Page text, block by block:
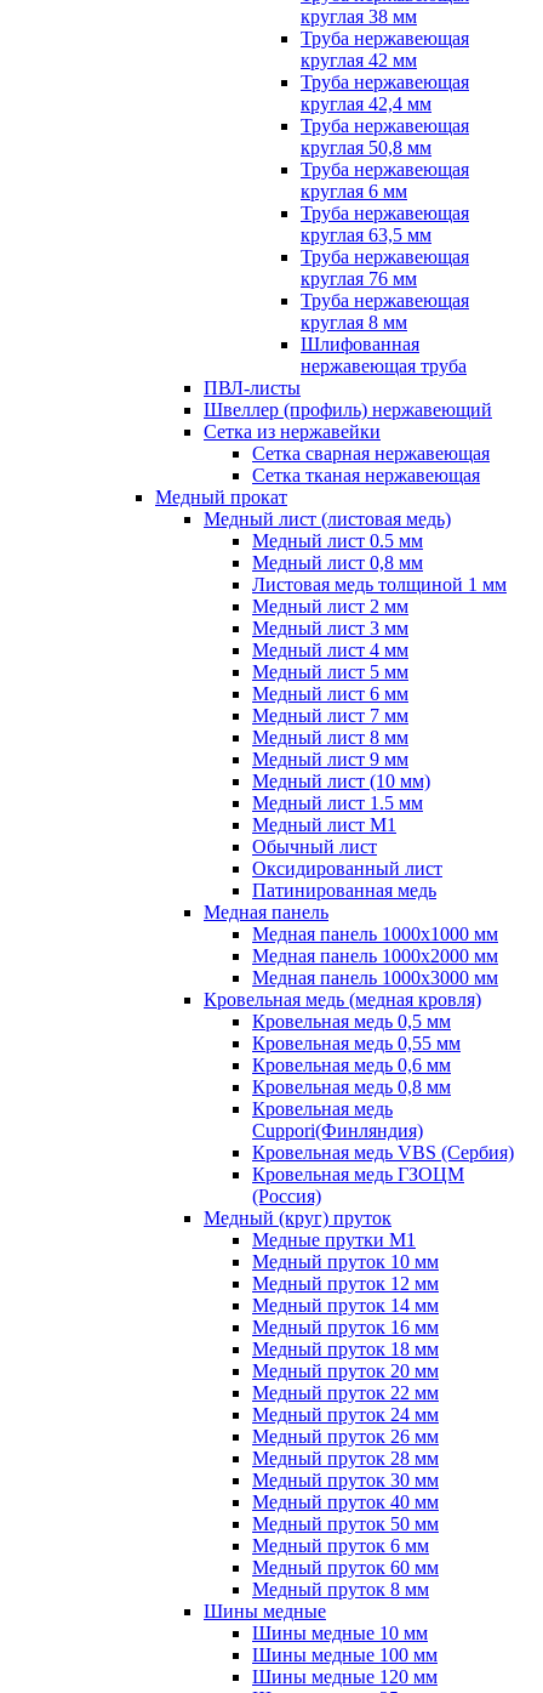
круглая 38 мм
Труба нержавеющая
круглая 42 мм
Труба нержавеющая
круглая 42,4 мм
Труба нержавеющая
круглая 50,8 мм
Труба нержавеющая
круглая 6 мм
Труба нержавеющая
круглая 63,5 мм
Труба нержавеющая
круглая 76 мм
Труба нержавеющая
круглая 8 мм
Шлифованная
нержавеющая труба
ПВЛ-листы
Швеллер (профиль) нержавеющий
Сетка из нержавейки
Сетка сварная нержавеющая
Сетка тканая нержавеющая
Медный прокат
Медный лист (листовая медь)
Медный лист 0.5 мм
Медный лист 0,8 мм
Листовая медь толщиной 1 мм
Медный лист 2 мм
Медный лист 3 мм
Медный лист 4 мм
Медный лист 5 мм
Медный лист 6 мм
Медный лист 7 мм
Медный лист 8 мм
Медный лист 9 мм
Медный лист (10 мм)
Медный лист 1.5 мм
Медный лист М1
Обычный лист
Оксидированный лист
Патинированная медь
Медная панель
Медная панель 1000x1000 мм
Медная панель 1000x2000 мм
Медная панель 1000x3000 мм
Кровельная медь (медная кровля)
Кровельная медь 0,5 мм
Кровельная медь 0,55 мм
Кровельная медь 0,6 мм
Кровельная медь 0,8 мм
Кровельная медь
Cuppori(Финляндия)
Кровельная медь VBS (Сербия)
Кровельная медь ГЗОЦМ
(Россия)
Медный (круг) пруток
Медные прутки М1
Медный пруток 10 мм
Медный пруток 12 мм
Медный пруток 14 мм
Медный пруток 16 мм
Медный пруток 18 мм
Медный пруток 20 мм
Медный пруток 22 мм
Медный пруток 24 мм
Медный пруток 26 мм
Медный пруток 28 мм
Медный пруток 30 мм
Медный пруток 40 мм
Медный пруток 50 мм
Медный пруток 6 мм
Медный пруток 60 мм
Медный пруток 8 мм
Шины медные
Шины медные 10 мм
Шины медные 100 мм
Шины медные 120 мм